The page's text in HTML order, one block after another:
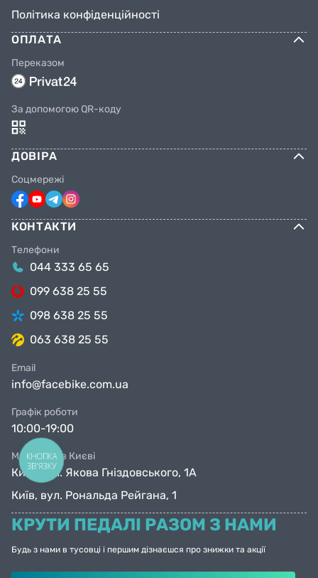
Політика конфіденційності
ОПЛАТА
Переказом
За допомогою QR-коду
ДОВІРА
Соцмережі
КОНТАКТИ
Телефони
044 333 65 65
099 638 25 55
098 638 25 55
063 638 25 55
Email
info@facebike.com.ua
Графік роботи
10:00-19:00
Магазини в Києві
Київ, вул. Якова Гніздовського, 1А
Київ, вул. Рональда Рейгана, 1
КРУТИ ПЕДАЛІ РАЗОМ З НАМИ
Будь з нами в тусовці і першим дізнаєшся про знижки та акції
КНОПКА
ЗВ'ЯЗКУ